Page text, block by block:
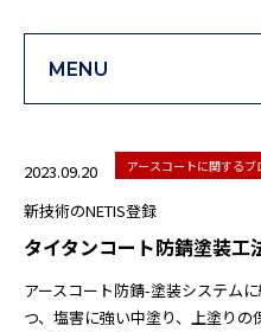
2023.09.20 アースコートに関するブ
新技術のNETIS登録
タイタンコート防錆塗装工
アースコート防錆-塗装システム
つ、塩害に強い中塗り、上塗り
MENU